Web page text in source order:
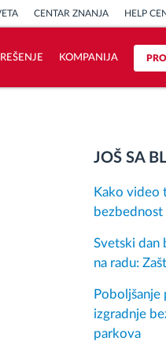
CENTAR ZNANJA HELP
KOMPANIJA
JOŠ SA
Kako video
Svetski dan
na radu:
Poboljšanje
izgradnje
parkova